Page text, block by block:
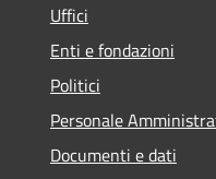
Uffici
Enti e fondazioni
Politici
Personale
Documenti e dati